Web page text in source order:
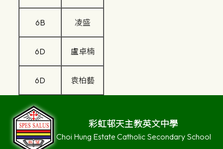
6B 凌盛
6D 盧卓楠
6D 袁柏藝
彩虹邨天主教英文中學
Choi Hung Estate Catholic Secondary School